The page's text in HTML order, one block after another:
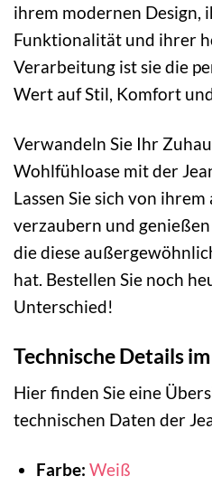
ihrem modernen Design,
Funktionalität und ihrer
Verarbeitung ist sie die
Wert auf Stil, Komfort
Verwandeln Sie Ihr
Wohlfühloase mit der
Lassen Sie sich von
verzaubern und
die diese
hat. Bestellen Sie noch
Unterschied!
Technische Details
Hier finden Sie eine
technischen Daten der
Farbe: Weiß